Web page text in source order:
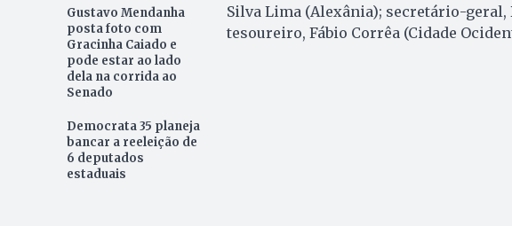
Gustavo Mendanha
posta foto com
Gracinha Caiado e
pode estar ao lado
dela na corrida ao
Senado
Democrata 35 planeja
bancar a reeleição de
6 deputados
estaduais
Silva Lima (Alexânia); secretário-
tesoureiro, Fábio Corrêa (Cidade